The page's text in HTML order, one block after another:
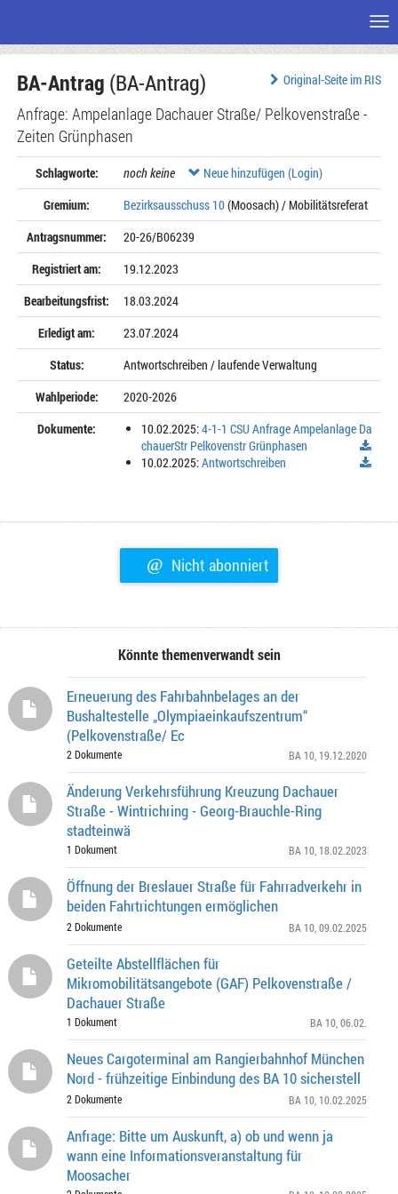
Seiteninhalt
Original-Seite im RIS
BA-Antrag (BA-Antrag)
Anfrage: Ampelanlage Dachauer Straße/ Pelkovenstraße -
Zeiten Grünphasen
Schlagworte: noch keine
Neue hinzufügen (Login)
Gremium:
Bezirksausschuss 10(Moosach) / Mobilitätsreferat
Antragsnummer:
20-26/B06239
Registriert am:
19.12.2023
Bearbeitungsfrist:
18.03.2024
Erledigt am:
23.07.2024
Status:
Antwortschreiben / laufende Verwaltung
Wahlperiode:
2020-2026
Dokumente:
10.02.2025:4-1-1 CSU Anfrage Ampelanlage Da
chauerStr Pelkovenstr Grünphasen
10.02.2025:Antwortschreiben
@ Nicht abonniert
Könnte themenverwandt sein
Erneuerung des Fahrbahnbelages an der
Bushaltestelle „Olympiaeinkaufszentrum“
(Pelkovenstraße/ Ec
2 Dokumente BA 10 , 19.12.2020
Änderung Verkehrsführung Kreuzung Dachauer
Straße - Wintrichring - Georg-Brauchle-Ring
stadteinwä
1 Dokument BA 10 , 18.02.2023
Öffnung der Breslauer Straße für Fahrradverkehr in
beiden Fahrtrichtungen ermöglichen
2 Dokumente BA 10 , 09.02.2025
Geteilte Abstellflächen für
Mikromobilitätsangebote (GAF) Pelkovenstraße /
Dachauer Straße
1 Dokument BA 10 , 06.02.
Neues Cargoterminal am Rangierbahnhof München
Nord - frühzeitige Einbindung des BA 10 sicherstell
2 Dokumente BA 10 , 10.02.2025
Anfrage: Bitte um Auskunft, a) ob und wenn ja
wann eine Informationsveranstaltung für
Moosacher